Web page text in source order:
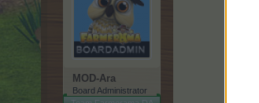
MOD-Ara
Board Administrator